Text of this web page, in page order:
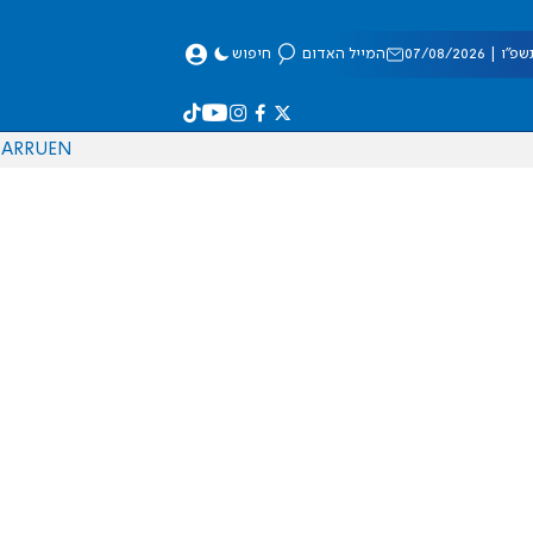
08/2026 המייל האדום חיפוש
EN
RU
AR